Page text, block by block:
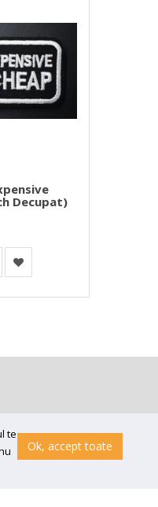
Decupat)
te
Ok, accept toate
Neuromed,